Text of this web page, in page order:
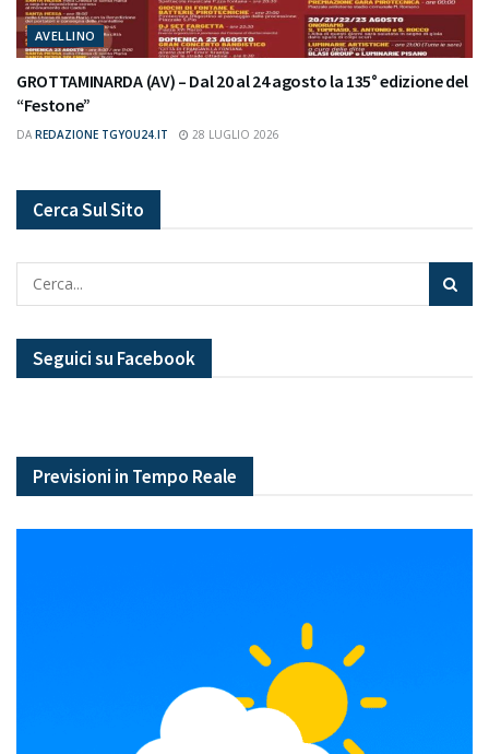
AVELLINO
GROTTAMINARDA (AV) – Dal 20 al 24 agosto la 135° edizione del
“Festone”
DA REDAZIONE TGYOU24.IT 28 LUGLIO 2026
Cerca Sul Sito
Seguici su Facebook
Previsioni in Tempo Reale